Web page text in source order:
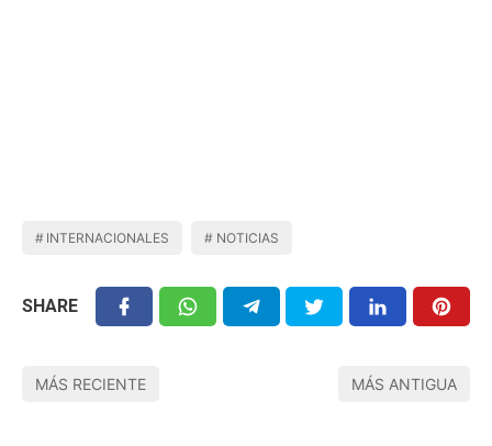
INTERNACIONALES NOTICIAS
SHARE
MÁS RECIENTE MÁS ANTIGUA